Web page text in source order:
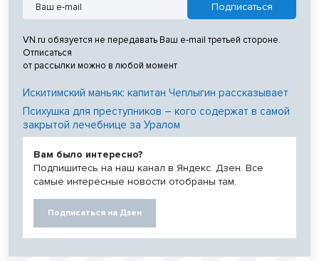
VN.ru обязуется не передавать Ваш e-mail третьей стороне.
Отписаться
от рассылки можно в любой момент
Искитимский маньяк: капитан Чеплыгин рассказывает
Психушка для преступников – кого содержат в самой
закрытой лечебнице за Уралом
Вам было интересно?
Подпишитесь на наш канал в Яндекс. Дзен. Все
самые интересные новости отобраны там.
Подписаться на Дзен